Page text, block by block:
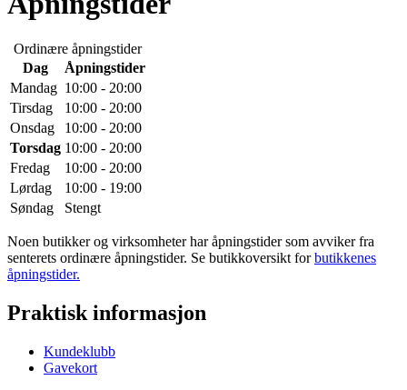
Butikker
Mat og drikke
Helse
Aktiviteter
Tilbud
Søk
Åpningstider
Ordinære åpningstider
Dag
Åpningstider
Mandag 10:00 - 20:00
Tirsdag
10:00 - 20:00
Onsdag
10:00 - 20:00
Torsdag 10:00 - 20:00
Fredag
10:00 - 20:00
Lørdag
10:00 - 19:00
Søndag
Stengt
Noen butikker og virksomheter har åpningstider som avviker fra
senterets ordinære åpningstider. Se butikkoversikt forbutikkenes
åpningstider.
Praktisk informasjon
Kundeklubb
Gavekort